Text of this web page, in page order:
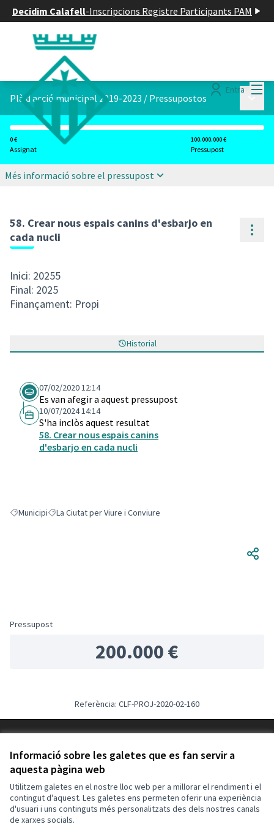
Informació sobre les galetes que es fan servir a
aquesta pàgina web
Utilitzem galetes en el nostre lloc web per a millorar el rendiment i el
contingut d'aquest. Les galetes ens permeten oferir una experiència
d'usuari i uns continguts més personalitzats des dels nostres canals
de xarxes socials.
Decidim Calafell-Inscripcions Registre Participants PAM
Entra
Plà d acció municipal 2019-2023 / Pressupostos
0 €
Assignat
100.000.000 €
Pressupost
Més informació sobre el pressupost
58. Crear nous espais canins d'esbarjo en
cada nucli
Inici: 20255
Final: 2025
Finançament: Propi
Historial
07/02/2020 12:14
Es van afegir a aquest pressupost
10/07/2024 14:14
S'ha inclòs aquest resultat
58. Crear nous espais canins
d'esbarjo en cada nucli
Resultats en filtrar per: Municipi
MunicipiResultats en filtrar per: La Ciutat per Viure i Conviure
La Ciutat per Viure i Conviure
Pressupost
200.000 €
Referència: CLF-PROJ-2020-02-160
Configuració de les galetes
Decidim Calafell a X
(Enllaç extern)
Decidim Calafell a Facebook
(Enllaç extern)
Decidim Calafell a YouTube
(Enllaç extern)
Decidim Calafell a GitHub
(Enllaç extern)